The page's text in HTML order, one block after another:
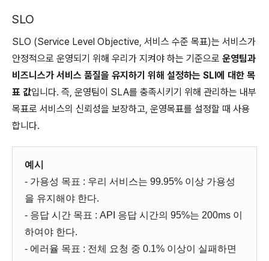
SLO
SLO (Service Level Objective, 서비스 수준 목표)는 서비스가
안정적으로 운영되기 위해 우리가 지켜야 하는 기준으로 운영팀과
비즈니스가 서비스 품질을 유지하기 위해 설정하는 SLI에 대한 목
표 값입니다. 즉, 운영팀이 SLA를 충족시키기 위해 관리하는 내부
목표로 서비스의 신뢰성을 보장하고, 운영목표를 설정할 때 사용
합니다.
예시
- 가용성 목표 : 우리 서비스는 99.95% 이상 가용성
을 유지해야 한다.
- 응답 시간 목표 : API 응답 시간의 95%는 200ms 이
하여야 한다.
- 에러율 목표 : 전체 요청 중 0.1% 이상이 실패하면